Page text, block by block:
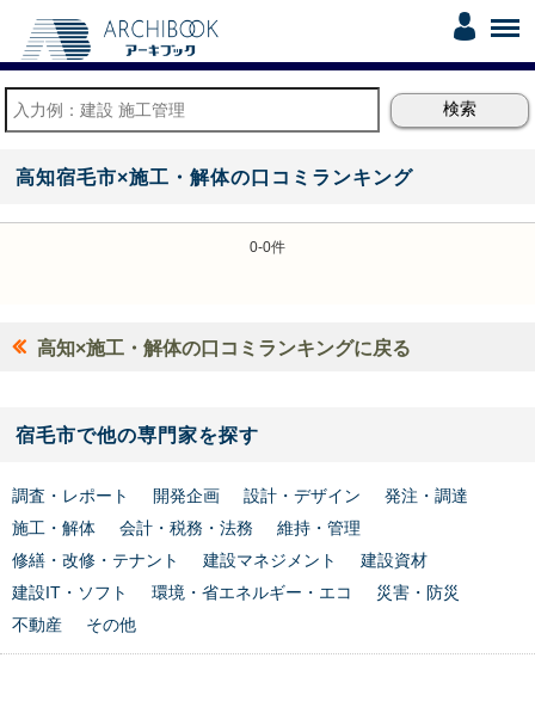
高知宿毛市×施工・解体の口コミランキング
0-0件
高知×施工・解体の口コミランキングに戻る
宿毛市で他の専門家を探す
調査・レポート 開発企画 設計・デザイン
発注・調達
施工・解体
会計・税務・法務
維持・管理
修繕・改修・テナント
建設マネジメント
建設資材
建設IT・ソフト
環境・省エネルギー・エコ
災害・防災
不動産
その他